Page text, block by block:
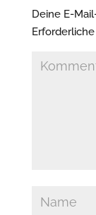
Deine E-